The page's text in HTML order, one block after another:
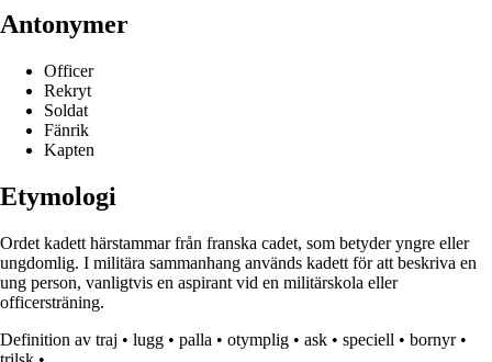
Antonymer
Officer
Rekryt
Soldat
Fänrik
Kapten
Etymologi
Ordet kadett härstammar från franska cadet, som betyder yngre eller
ungdomlig. I militära sammanhang används kadett för att beskriva en
ung person, vanligtvis en aspirant vid en militärskola eller
officersträning.
Definition av traj • lugg • palla • otymplig • ask • speciell • bornyr•